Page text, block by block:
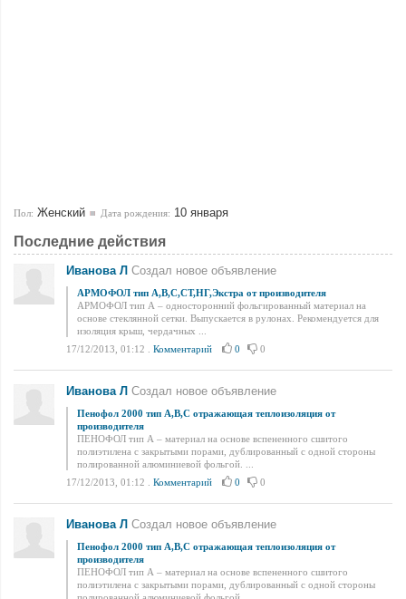
Пол: Женский Дата рождения: 10 января
Последние действия
Иванова Л Создал новое объявление
АРМОФОЛ тип А,В,С,СТ,НГ,Экстра от производителя
АРМОФОЛ тип А – односторонний фольгированный материал на
основе стеклянной сетки. Выпускается в рулонах. Рекомендуется для
изоляция крыш, чердачных ...
17/12/2013, 01:12
Комментарий 0 0
Иванова Л Создал новое объявление
Пенофол 2000 тип А,В,С отражающая теплоизоляция от
производителя
ПЕНОФОЛ тип А – материал на основе вспененного сшитого
полиэтилена с закрытыми порами, дублированный с одной стороны
полированной алюминиевой фольгой. ...
17/12/2013, 01:12
Комментарий 0 0
Иванова Л Создал новое объявление
Пенофол 2000 тип А,В,С отражающая теплоизоляция от
производителя
ПЕНОФОЛ тип А – материал на основе вспененного сшитого
полиэтилена с закрытыми порами, дублированный с одной стороны